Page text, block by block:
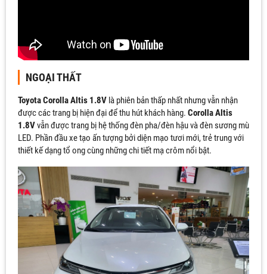
NGOẠI THẤT
Toyota Corolla Altis 1.8V là phiên bản thấp nhất nhưng vẫn nhận
được các trang bị hiện đại để thu hút khách hàng. Corolla Altis
1.8Vvẫn được trang bị hệ thống đèn pha/đèn hậu và đèn sương mù
LED. Phần đầu xe tạo ấn tượng bởi diện mạo tươi mới, trẻ trung với
thiết kế dạng tổ ong cùng những chi tiết mạ crôm nổi bật.